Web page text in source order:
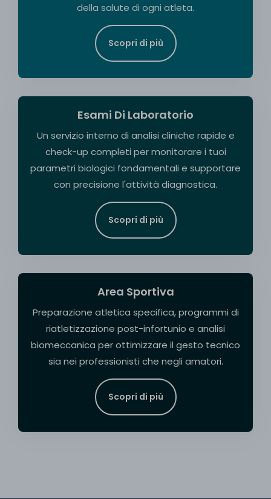
della salute di ogni atleta.
Scopri di più
Esami Di Laboratorio
Un servizio interno di analisi cliniche rapide e
check-up completi per monitorare i tuoi
parametri biologici fondamentali e supportare
con precisione l'attività diagnostica.
Scopri di più
Area Sportiva
Preparazione atletica specifica, programmi di
riatletizzazione post-infortunio e analisi
biomeccanica per ottimizzare il gesto tecnico
sia nei professionisti che negli amatori.
Scopri di più